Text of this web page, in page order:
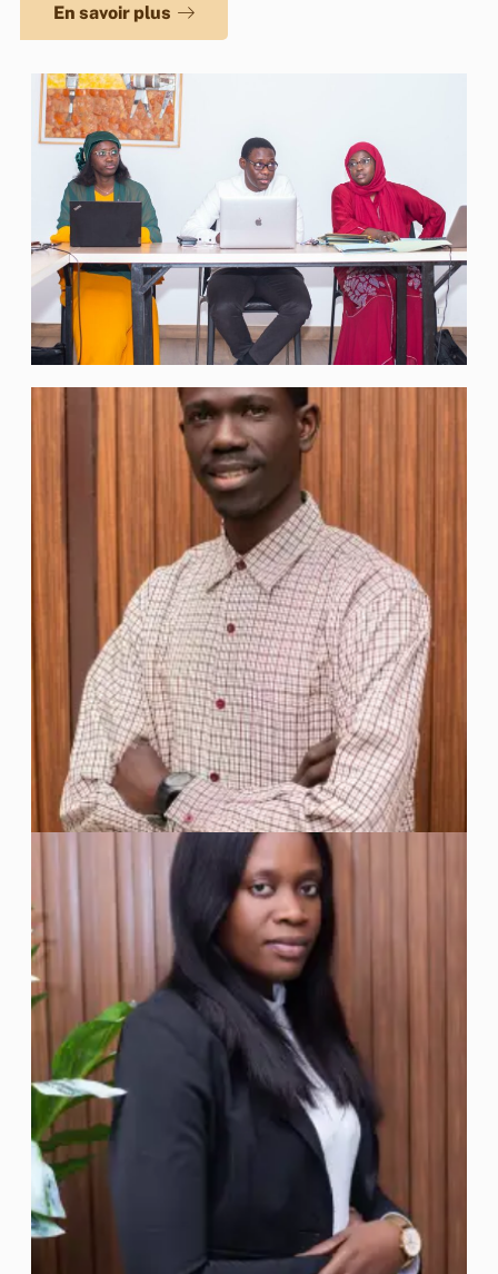
EXPERTS
Contacter
un expert
EXPERTS
Contacter
un expert
EXPERTS
Contacter
un expert
En savoir plus